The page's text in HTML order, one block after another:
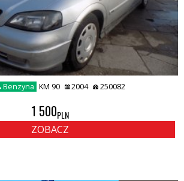
Benzyna KM 90 2004 250082
1 500PLN
ZOBACZ